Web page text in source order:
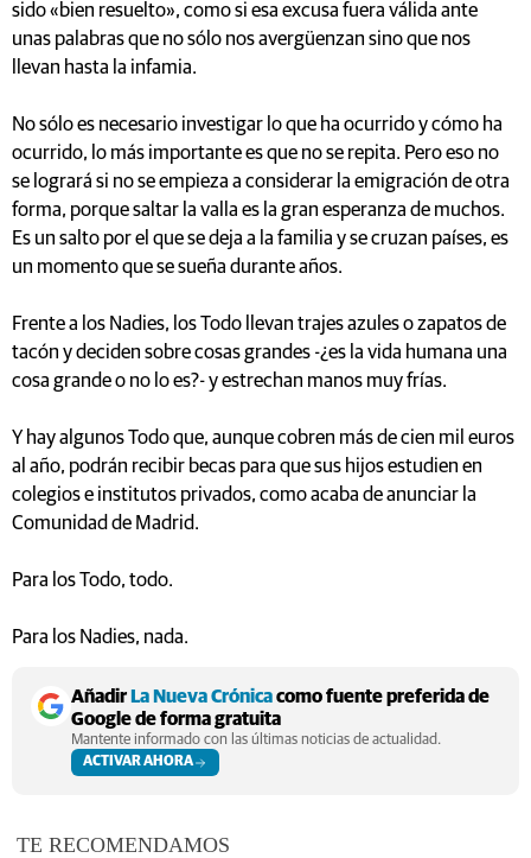
sido «bien resuelto», como si esa excusa fuera válida ante
unas palabras que no sólo nos avergüenzan sino que nos
llevan hasta la infamia.
No sólo es necesario investigar lo que ha ocurrido y cómo ha
ocurrido, lo más importante es que no se repita. Pero eso no
se logrará si no se empieza a considerar la emigración de otra
forma, porque saltar la valla es la gran esperanza de muchos.
Es un salto por el que se deja a la familia y se cruzan países, es
un momento que se sueña durante años.
Frente a los Nadies, los Todo llevan trajes azules o zapatos de
tacón y deciden sobre cosas grandes -¿es la vida humana una
cosa grande o no lo es?- y estrechan manos muy frías.
Y hay algunos Todo que, aunque cobren más de cien mil euros
al año, podrán recibir becas para que sus hijos estudien en
colegios e institutos privados, como acaba de anunciar la
Comunidad de Madrid.
Para los Todo, todo.
Para los Nadies, nada.
Añadir La Nueva Crónicacomo fuente preferida de
Google de forma gratuita
Mantente informado con las últimas noticias de actualidad.
ACTIVAR AHORA
TE RECOMENDAMOS